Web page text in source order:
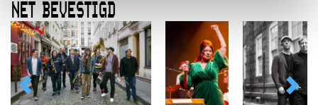
NET BEVESTIGD